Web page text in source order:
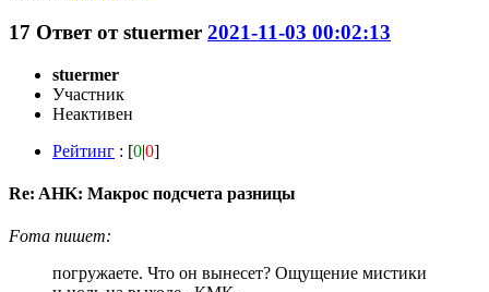
17 Ответ отstuermer 2021-11-03 00:02:13
stuermer
Участник
Неактивен
Рейтинг : [0|0]
Re: AHK: Макрос подсчета разницы
Foma пишет:
погружаете. Что он вынесет? Ощущение мистики